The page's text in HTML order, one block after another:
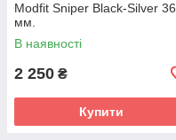
Modfit Sniper Black-Silver 36
мм.
В наявності
2 250 ₴
Купити